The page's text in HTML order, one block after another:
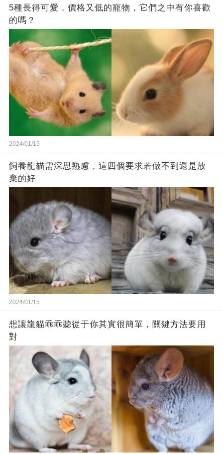
5種長得可愛，價格又低的寵物，它們之中有你喜歡
的嗎？
2024/01/15
飼養龍貓需深思熟慮，這四個要求若做不到還是放
棄的好
2024/01/15
想讓龍貓乖乖聽從于你其實很簡單，關鍵方法要用
對